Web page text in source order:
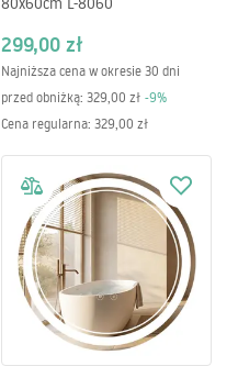
299,00 zł
Najniższa cena w okresie 30 dni
przed obniżką: 329,00 zł -9%
Cena regularna: 329,00 zł